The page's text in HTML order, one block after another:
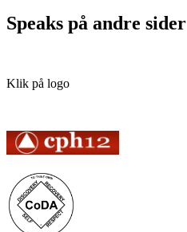
Speaks på andre sider
Klik på logo